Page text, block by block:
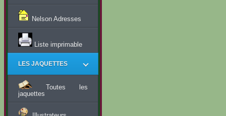
Nelson Adresses
Liste imprimable
LES JAQUETTES
Toutes les
jaquettes